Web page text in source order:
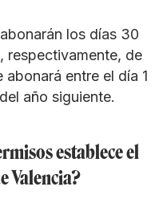
los días 30
respectivamente, de
entre el día 1
año siguiente.
establece el
Valencia?